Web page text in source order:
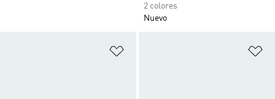
2 colores
Nuevo